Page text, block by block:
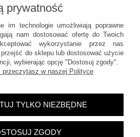
Informacje
WERSJĘ STRONY
internetowy Shoper.pl
prywatność
im technologie umożliwiają poprawne
nam dostosować ofertę do Twoich
wykorzystanie przez nas
do sklepu lub dostosować użycie
wybierając opcję "Dostosuj zgody".
przeczytasz w naszej Polityce
TYLKO NIEZBĘDNE
ZGODY